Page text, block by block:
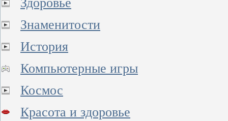
Знаменитости
История
Компьютерные игры
Космос
Красота и здоровье